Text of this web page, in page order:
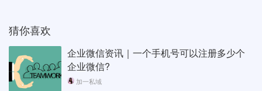
猜你喜欢
企业微信资讯｜一个手机号可以注册多少个
企业微信?
加一私域